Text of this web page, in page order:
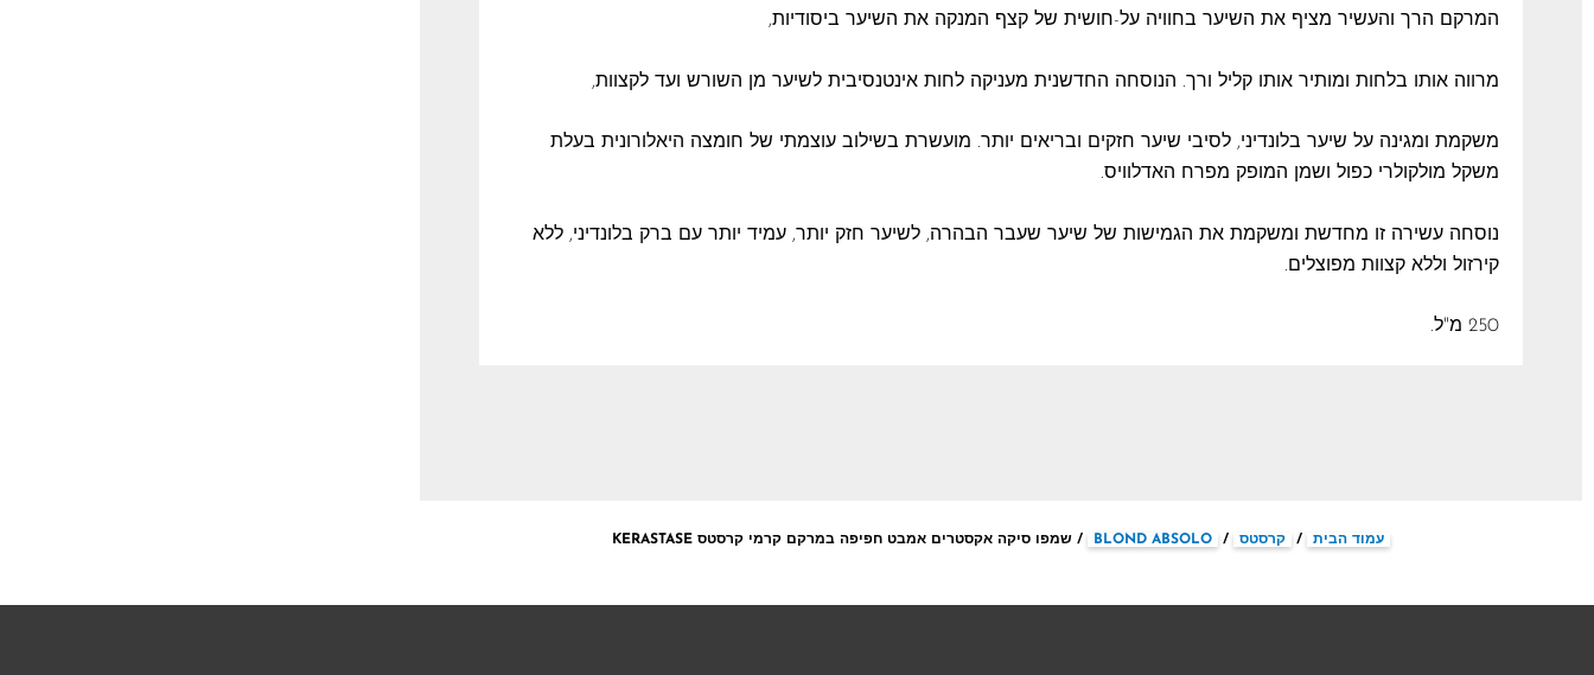
המרקם הרך והעשיר מציף את השיער בחוויה על-חושית של קצף המנקה את השיער ביסודיות,
מרווה אותו בלחות ומותיר אותו קליל ורך. הנוסחה החדשנית מעניקה לחות אינטנסיבית לשיער מן השורש ועד לקצוות,
משקמת ומגינה על שיער בלונדיני, לסיבי שיער חזקים ובריאים יותר. מועשרת בשילוב עוצמתי של חומצה היאלורונית בעלת
משקל מולקולרי כפול ושמן המופק מפרח האדלוויס.
נוסחה עשירה זו מחדשת ומשקמת את הגמישות של שיער שעבר הבהרה, לשיער חזק יותר, עמיד יותר עם ברק בלונדיני, ללא
קירזול וללא קצוות מפוצלים.
250 מ"ל.
עמוד הבית / קרסטס /
BLOND ABSOLO / שמפו סיקה אקסטרים אמבט חפיפה במרקם קרמי קרסטס KERASTASE